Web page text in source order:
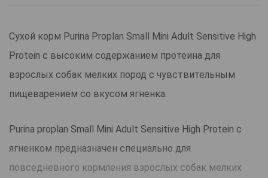
Сухой корм Purina Proplan Small Mini Adult Sensitive High
Protein с высоким содержанием протеина для
взрослых собак мелких пород с чувствительным
пищеварением со вкусом ягненка.
Purina proplan Small Mini Adult Sensitive High Protein с
ягненком предназначен специально для
повседневного кормления взрослых собак мелких